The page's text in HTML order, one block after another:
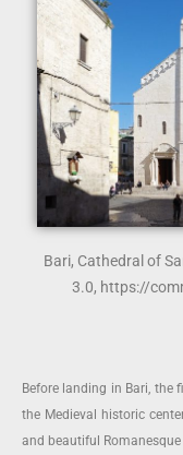
Bari, Cathedral of
3.0, https://
Before landing in Bari, the
the Medieval historic
and beautiful